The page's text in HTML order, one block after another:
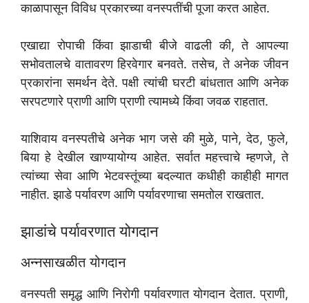
काळापासून विविध प्रकारच्या वनस्पतींची पूजा करत आहेत.
एखाद्या रोपाची किंवा झाडाची बीजे वाढली की, ते आपल्या
सभोवतालचे वातावरण हिरवेगार बनवते. तसेच, ते अनेक जीवन
प्रकारांना समर्थन देते. पक्षी त्यांची घरटी बांधतात आणि अनेक
सरपटणारे प्राणी आणि प्राणी त्यामध्ये किंवा जवळ राहतात.
याशिवाय वनस्पतीचे अनेक भाग जसे की मुळे, पाने, देठ, फुले,
बिया हे देखील खाण्यायोग्य आहेत. सर्वात महत्त्वाचे म्हणजे, ते
त्यांच्या सेवा आणि भेटवस्तूंच्या बदल्यात कधीही काहीही मागत
नाहीत. झाडे पर्यावरण आणि पर्यावरणाचा समतोल राखतात.
झाडांचे पर्यावरणात योगदान
अन्नसाखळीत योगदान
वनस्पती समृद्ध आणि निरोगी पर्यावरणात योगदान देतात. प्राणी,